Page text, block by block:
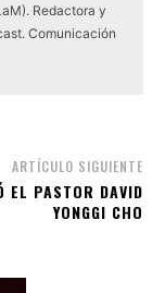
Redactora y
Comunicación
ARTÍCULO SIGUIENTE
EL PASTOR DAVID
YONGGI CHO